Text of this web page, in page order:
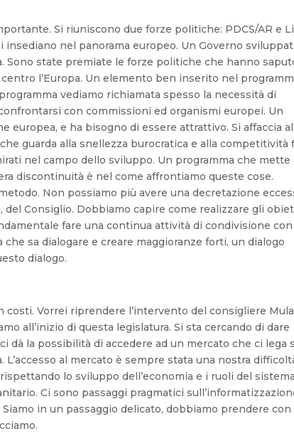
Si riuniscono due forze politiche: PDCS/AR e
nel panorama europeo. Un Governo
Sono state premiate le forze politiche che hanno
l’Europa. Un elemento ben inserito nel
vediamo richiamata spesso la necessità di
con commissioni ed organismi europei. Un
europea, e ha bisogno di essere attrattivo. Si affaccia
guarda alla snellezza burocratica e alla competitività
nel campo dello sviluppo. Un programma che mette
discontinuità è nel come affrontiamo queste cose.
Non possiamo più avere una decretazione
Consiglio. Dobbiamo capire come realizzare gli
fare una continua attività di condivisione
sa dialogare e creare maggioranze forti, un dialogo
dialogo.
Vorrei riprendere l’intervento del consigliere
all’inizio di questa legislatura. Si sta cercando di dare
dà la possibilità di accedere ad un mercato che ci lega
al mercato è sempre stata una nostra
lo sviluppo dell’economia e i ruoli del
Ci sono passaggi pragmatici
in un passaggio delicato, dobbiamo prendere con